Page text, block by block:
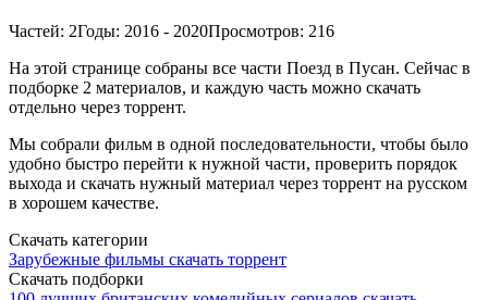
Частей: 2Годы: 2016 - 2020Просмотров: 216
На этой странице собраны все части Поезд в Пусан. Сейчас в
подборке 2 материалов, и каждую часть можно скачать
отдельно через торрент.
Мы собрали фильм в одной последовательности, чтобы было
удобно быстро перейти к нужной части, проверить порядок
выхода и скачать нужный материал через торрент на русском
в хорошем качестве.
Скачать категории
Зарубежные фильмы скачать торрент
Скачать подборки